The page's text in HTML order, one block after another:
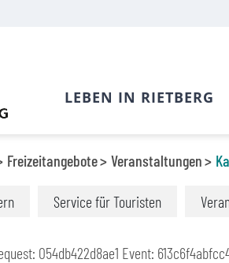
Freizeitangebote Veranstaltungen
Service für Touristen
054db422d8ae1 Event:
LEBEN IN RIETBERG